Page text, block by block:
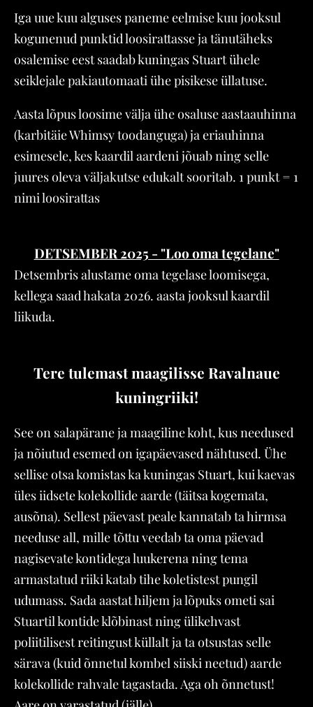
Iga uue kuu alguses paneme eelmise kuu jooksul
kogunenud punktid loosirattasse ja tänutäheks
osalemise eest saadab kuningas Stuart ühele
seiklejale pakiautomaati ühe pisikese üllatuse.
Aasta lõpus loosime välja ühe osaluse aastaauhinna
(karbitäie Whimsy toodanguga) ja eriauhinna
esimesele, kes kaardil aardeni jõuab ning selle
juures oleva väljakutse edukalt sooritab. 1 punkt = 1
nimi loosirattas
DETSEMBER 2025 - "Loo oma tegelane"
Detsembris alustame oma tegelase loomisega,
kellega saad hakata 2026. aasta jooksul kaardil
liikuda.
Tere tulemast maagilisse Ravalnaue
kuningriiki!
See on salapärane ja maagiline koht, kus needused
ja nõiutud esemed on igapäevased nähtused. Ühe
sellise otsa komistas ka kuningas Stuart, kui kaevas
üles iidsete kolekollide aarde (täitsa kogemata,
ausõna). Sellest päevast peale kannatab ta hirmsa
needuse all, mille tõttu veedab ta oma päevad
nagisevate kontidega luukerena ning tema
armastatud riiki katab tihe koletistest pungil
udumass. Sada aastat hiljem ja lõpuks ometi sai
Stuartil kontide klõbinast ning ülikehvast
poliitilisest reitingust küllalt ja ta otsustas selle
särava (kuid õnnetul kombel siiski neetud) aarde
kolekollide rahvale tagastada. Aga oh õnnetust!